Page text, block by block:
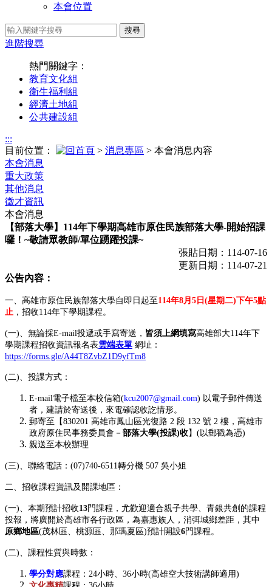
本會位置
搜尋
進階搜尋
熱門關鍵字：
教育文化組
衛生福利組
經濟土地組
公共建設組
:::
目前位置：
> 消息專區 > 本會消息內容
本會消息
重大政策
其他消息
徵才資訊
本會消息
【部落大學】114年下學期高雄市原住民族部落大學-開始招課
囉！~敬請眾教師/單位踴躍投課~
張貼日期：114-07-16
更新日期：114-07-21
公告內容：
一、高雄市原住民族部落大學自即日起至 114年8 月 5 日 (星期二)下午5點
止 ，招收114年下學期課程 。
(一)、無論採E-mail投遞或手寫寄送， 皆須上網填寫高雄部大114年下
學期課程招收資訊報名表雲端表單 網址：
https://forms.gle/A44T8ZvbZ1D9yfTm8
(二)、投課方式：
E-mail電子檔至本校信箱(kcu2007@gmail.com) 以電子郵件傳送
者，建請於寄送後，來電確認收訖情形。
郵寄至【830201 高雄市鳳山區光復路 2 段 132 號 2 樓，高雄市
政府原住民事務委員會－ 部落大學(投課)收】(以郵戳為憑)
親送至本校辦理
(三)、聯絡電話：(07)740-6511轉分機 507 吳小姐
二、招收課程資訊及開課地區：
(一)、本期預計招收13門課程，尤歡迎適合親子共學、青銀共創的課程
投報，將廣開於高雄市各行政區，為嘉惠族人，消弭城鄉差距，其中
原鄉地區(茂林區、桃源區、那瑪夏區)預計開設6門課程。
(二)、課程性質與時數：
學分對應課程：24小時、36小時(高雄空大技術講師適用)